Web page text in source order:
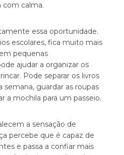
com calma.
essa oportunidade.
escolares, fica muito mais
pequenas
ajudar a organizar os
Pode separar os livros
semana, guardar as roupas
a mochila para um passeio.
a sensação de
percebe que é capaz de
e passa a confiar mais